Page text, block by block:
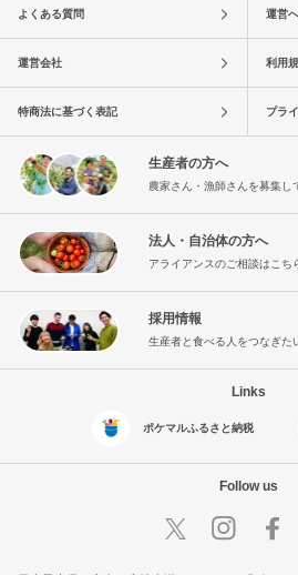
よくある質問 運営
運営会社 利用
特商法に基づく表記 プラ
生産者の方へ
農家さん・漁師さんを募集し
法人・自治体の方へ
アライアンスのご相談はこち
採用情報
生産者と食べる人をつなぎた
Links
ポケマルふるさと納税
Follow us